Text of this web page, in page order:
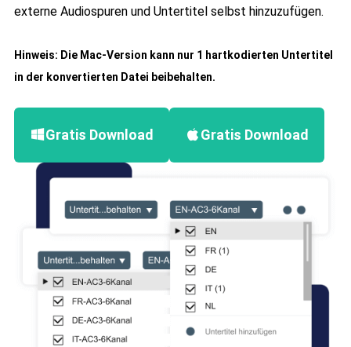
externe Audiospuren und Untertitel selbst hinzuzufügen.
Hinweis: Die Mac-Version kann nur 1 hartkodierten Untertitel
in der konvertierten Datei beibehalten.
Gratis Download Gratis Download